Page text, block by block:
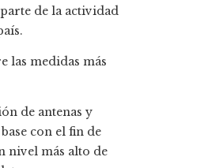
de la actividad
las medidas más
de antenas y
con el fin de
nivel más alto de